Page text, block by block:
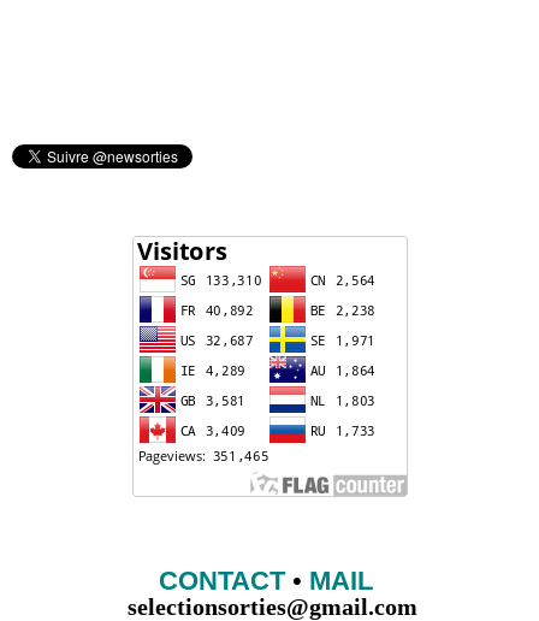
CONTACT• MAIL
selectionsorties@gmail.com